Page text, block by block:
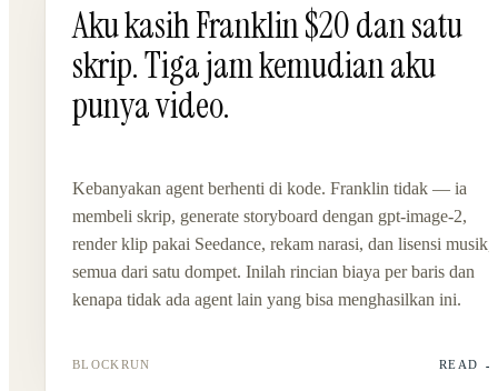
Aku kasih Franklin $20 dan satu
skrip. Tiga jam kemudian aku
punya video.
Kebanyakan agent berhenti di kode. Franklin tidak — ia
membeli skrip, generate storyboard dengan gpt-image-2,
render klip pakai Seedance, rekam narasi, dan lisensi musik,
semua dari satu dompet. Inilah rincian biaya per baris dan
kenapa tidak ada agent lain yang bisa menghasilkan ini.
BLOCKRUN READ